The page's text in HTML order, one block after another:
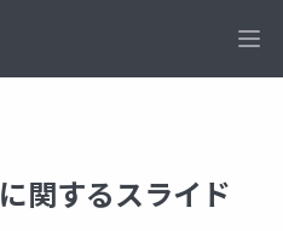
関するスライド